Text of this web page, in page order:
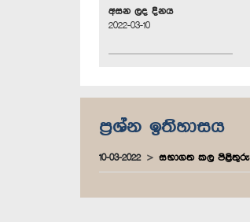
අසන ලද දිනය
2022-03-10
ප්‍රශ්න ඉතිහාසය
10-03-2022 සභාගත කල පිළිතුරු